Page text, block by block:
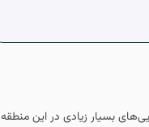
بسیار زیادی در این منطقه